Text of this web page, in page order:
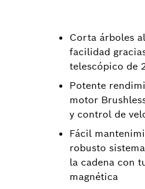
Corta árboles
facilidad
telescópico de
Potente
motor
y control de
Fácil
robusto
la cadena con
magnética